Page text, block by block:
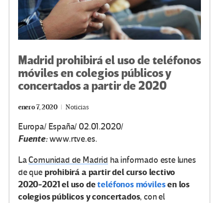
Madrid prohibirá el uso de teléfonos
móviles en colegios públicos y
concertados a partir de 2020
enero 7, 2020 Noticias
Europa/ España/ 02.01.2020/
Fuente:www.rtve.es.
LaComunidad de Madrid ha informado este lunes
de que prohibirá a partir del curso lectivo
2020-2021 el uso deteléfonos móvilesen los
colegios públicos y concertados, con el